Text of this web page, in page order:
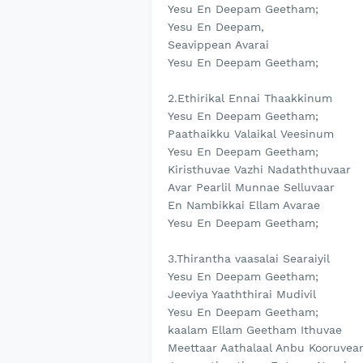
Yesu En Deepam Geetham;
Yesu En Deepam,
Seavippean Avarai
Yesu En Deepam Geetham;
2.Ethirikal Ennai Thaakkinum
Yesu En Deepam Geetham;
Paathaikku Valaikal Veesinum
Yesu En Deepam Geetham;
Kiristhuvae Vazhi Nadaththuvaar
Avar Pearlil Munnae Selluvaar
En Nambikkai Ellam Avarae
Yesu En Deepam Geetham;
3.Thirantha vaasalai Searaiyil
Yesu En Deepam Geetham;
Jeeviya Yaaththirai Mudivil
Yesu En Deepam Geetham;
kaalam Ellam Geetham Ithuvae
Meettaar Aathalaal Anbu